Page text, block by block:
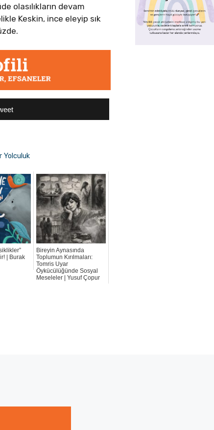
olasılıkların devam
Keskin, ince eleyip sık
Yolculuk
| Burak
Bireyin Aynasında
Toplumun Kırılmaları:
Tomris Uyar
Öykücülüğünde Sosyal
Meseleler | Yusuf Çopur